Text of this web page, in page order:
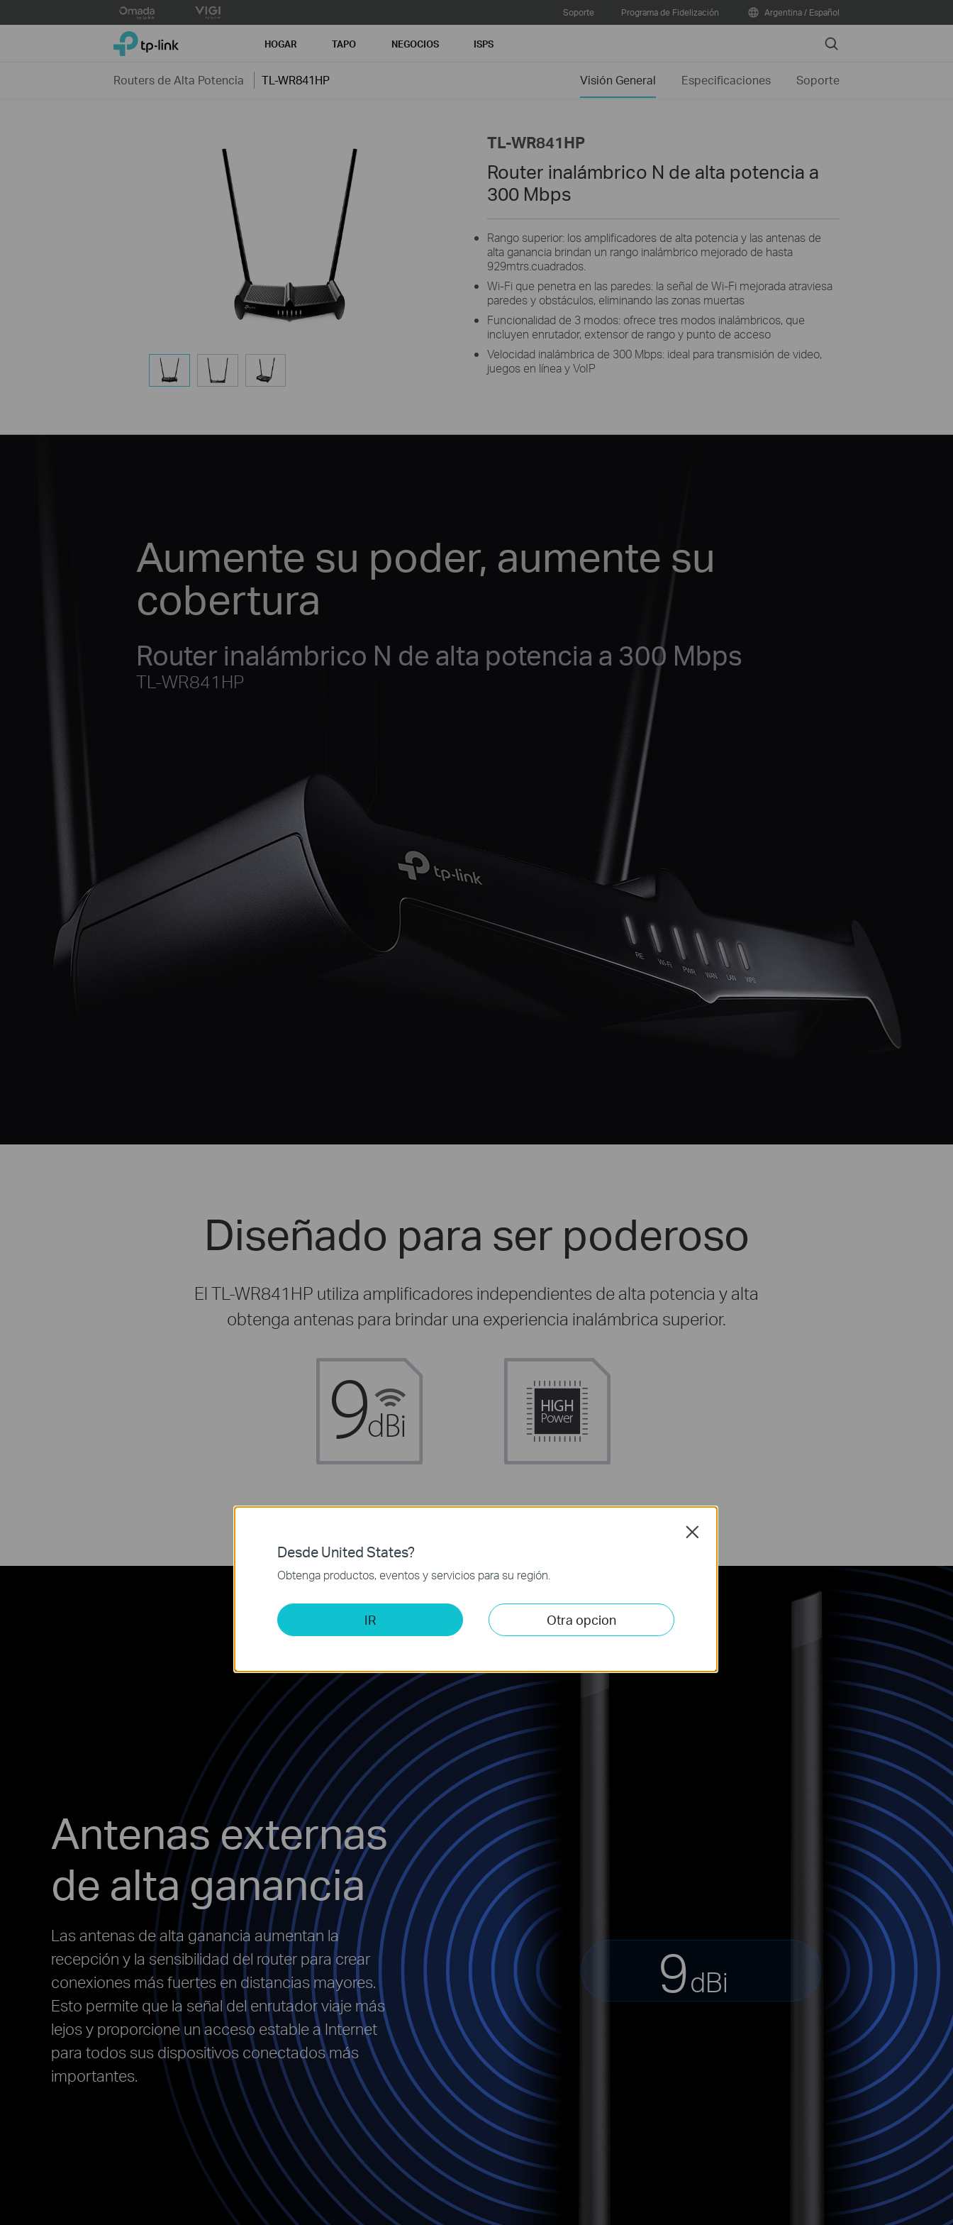
to
Soporte Programa de Fidelización Argentina / Español
TP-Link, Reliably Smart HOGAR TAPO NEGOCIOS ISPS Search
Routers de Alta Potencia TL-WR841HP Visión General Especificaciones Soporte
TL-WR841HP
Router inalámbrico N de alta potencia a
300 Mbps
Rango superior: los amplificadores de alta potencia y las antenas de
alta ganancia brindan un rango inalámbrico mejorado de hasta
929mtrs.cuadrados.
Wi-Fi que penetra en las paredes: la señal de Wi-Fi mejorada atraviesa
paredes y obstáculos, eliminando las zonas muertas
Funcionalidad de 3 modos: ofrece tres modos inalámbricos, que
incluyen enrutador, extensor de rango y punto de acceso
Velocidad inalámbrica de 300 Mbps: ideal para transmisión de video,
juegos en línea y VoIP
Aumente su poder, aumente su
cobertura
Router inalámbrico N de alta potencia a 300 Mbps
TL-WR841HP
Diseñado para ser poderoso
El TL-WR841HP utiliza amplificadores independientes de alta potencia y alta
obtenga antenas para brindar una experiencia inalámbrica superior.
Antenas externas
de alta ganancia
Las antenas de alta ganancia aumentan la
recepción y la sensibilidad del router para crear
conexiones más fuertes en distancias mayores.
Esto permite que la señal del enrutador viaje más
lejos y proporcione un acceso estable a Internet
para todos sus dispositivos conectados más
importantes.
9dBi
Desde United States?
Obtenga productos, eventos y servicios para su región.
IR Otra opcion
Close